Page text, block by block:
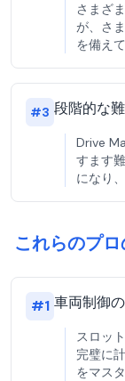
さまざ
が、さ
を備え
#3 段階的な
Drive
すます
になり
これらのプ
#1 車両制御
スロッ
完璧に
をマス